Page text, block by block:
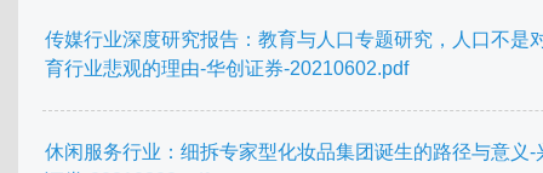
传媒行业深度研究报告：教育与人口专题研究，人口不是
育行业悲观的理由-华创证券-20210602.pdf
休闲服务行业：细拆专家型化妆品集团诞生的路径与意义-